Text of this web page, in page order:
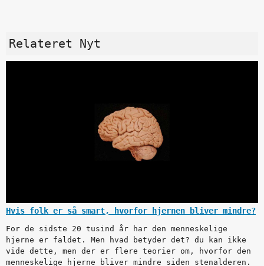
Relateret Nyt
Hvis folk er så smart, hvorfor hjernen bliver mindre?
For de sidste 20 tusind år har den menneskelige
hjerne er faldet. Men hvad betyder det? du kan ikke
vide dette, men der er flere teorier om, hvorfor den
menneskelige hjerne bliver mindre siden stenalderen.